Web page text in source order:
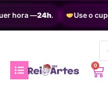
hora —24h. Use o
0